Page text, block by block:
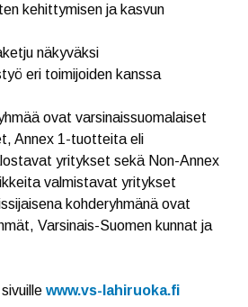
kehittymisen ja kasvun
näkyväksi
eri toimijoiden kanssa
ovat varsinaissuomalaiset
Annex 1-tuotteita eli
yritykset sekä Non-Annex
valmistavat yritykset
kohderyhmänä ovat
Varsinais-Suomen kunnat ja
www.vs-lahiruoka.fi